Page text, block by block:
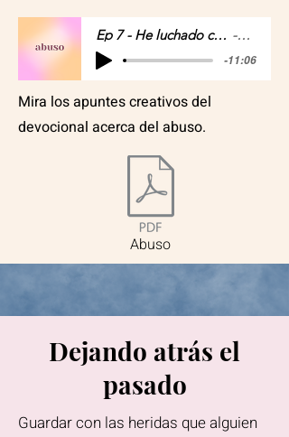
Ep 7 - He luchado con el abuso Mari
-11:06
Mira los apuntes creativos del
devocional acerca del abuso.
Abuso
Dejando atrás el
pasado
Guardar con las heridas que alguien